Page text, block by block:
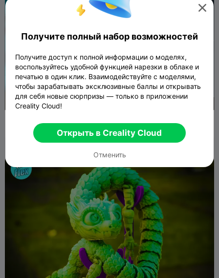

Получите полный набор возможностей
Получите доступ к полной информации о моделях,
воспользуйтесь удобной функцией нарезки в облаке и
печатью в один клик. Взаимодействуйте с моделями,
чтобы зарабатывать эксклюзивные баллы и открывать
для себя новые сюрпризы — только в приложении
Creality Cloud!
Открыть в Creality Cloud
Отменить